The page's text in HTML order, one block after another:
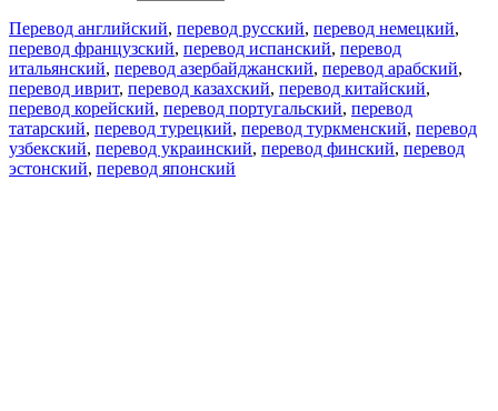
Перевод английский, перевод русский, перевод немецкий,
перевод французский, перевод испанский, перевод
итальянский, перевод азербайджанский, перевод арабский,
перевод иврит, перевод казахский, перевод китайский,
перевод корейский, перевод португальский, перевод
татарский, перевод турецкий, перевод туркменский, перевод
узбекский, перевод украинский, перевод финский, перевод
эстонский, перевод японский